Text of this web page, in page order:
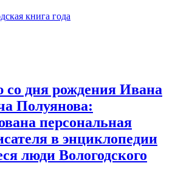
книга года
со дня рождения Ивана
Полуянова:
персональная
в энциклопедии
люди Вологодского